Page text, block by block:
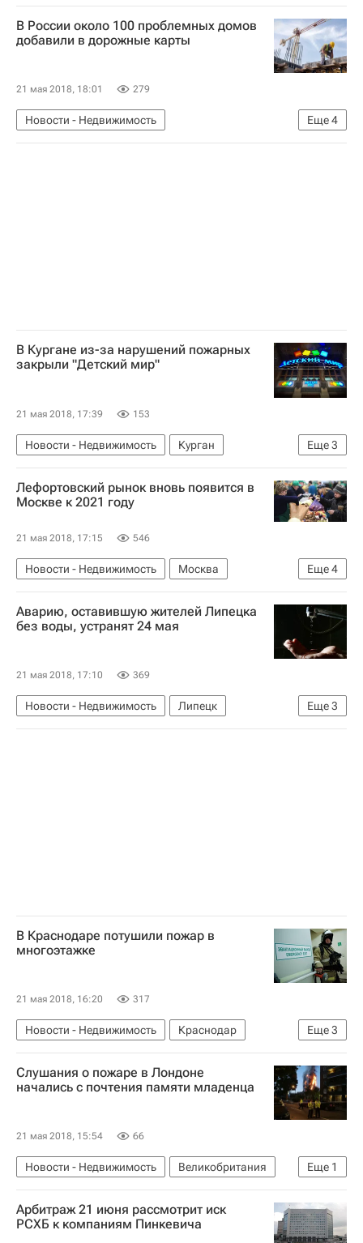
Долгострой
Министерство строительства и жилищно-коммунального хозяйства РФ (Минстрой России)
В России около 100 проблемных домов
добавили в дорожные карты
21 мая 2018, 18:01 279
Еще4
Новости - Недвижимость
Министерство строительства и жилищно-коммунального хозяйства РФ (Минстрой России)
В Кургане из-за нарушений пожарных
закрыли "Детский мир"
21 мая 2018, 17:39 153
Еще3
Новости - Недвижимость
Курган
Прокуратура Курганской области
Коммерческая недвижимость
Россия
Лефортовский рынок вновь появится в
Москве к 2021 году
21 мая 2018, 17:15 546
Еще4
Новости - Недвижимость
Москва
Мосинжпроект
Инфраструктура
Коммерческая недвижимость
Россия
Аварию, оставившую жителей Липецка
без воды, устранят 24 мая
21 мая 2018, 17:10 369
Еще3
Новости - Недвижимость
Липецк
ГУ МЧС по Липецкой области
Жилье
В Краснодаре потушили пожар в
многоэтажке
21 мая 2018, 16:20 317
Еще3
Новости - Недвижимость
Краснодар
ГУ МЧС по Краснодарскому краю
Жилье
Россия
Слушания о пожаре в Лондоне
начались с почтения памяти младенца
21 мая 2018, 15:54 66
Еще 1
Новости - Недвижимость
Великобритания
Жилье
Арбитраж 21 июня рассмотрит иск
РСХБ к компаниям Пинкевича